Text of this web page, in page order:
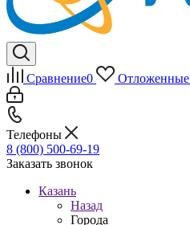
Сравнение0 Отложенные
Телефоны
8 (800) 500-69-19
Заказать звонок
Казань
Назад
Города